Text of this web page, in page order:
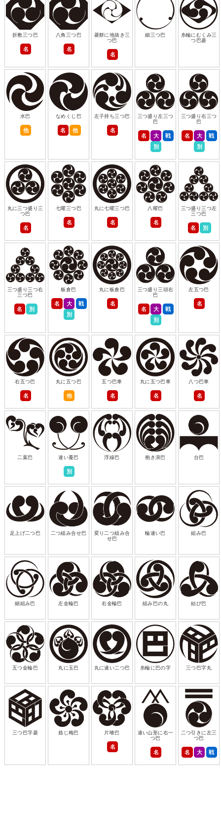
折敷三つ巴
名
八角三つ巴
名
菱餅に地抜き三
つ巴
名
細三つ巴
糸輪にむくみ三
つ巴菱
水巴
他
なめくじ巴
名 他
左子持ち三つ巴
名
三つ盛り左三つ
巴
名 大
戦
別
三つ盛り右三つ
巴
名 大
戦
別
丸に三つ盛り三
つ巴
名
七曜三つ巴
名
丸に七曜三つ巴
名
八曜巴
名
三つ盛り三つ左
三つ巴
名 別
三つ盛り三つ右
三つ巴
名 別
板倉巴
名 大
戦
別
丸に板倉巴
名
三つ盛り三頭右
巴
名 大
戦
別
左五つ巴
名
右五つ巴
名
丸に五つ巴
他
五つ巴車
名
丸に五つ巴車
名
八つ巴車
名
二葉巴 違い蔓巴
別
浮線巴 抱き浪巴 台巴
足上げ二つ巴 二つ組み合せ巴
変り二つ組み合
せ巴
輪違い巴 組み巴
細組み巴 左金輪巴 右金輪巴 組み巴の丸 結び巴
五つ金輪巴 丸に玉巴 丸に違い二つ巴 糸輪に巴の字 三つ巴字丸
三つ巴字菱 捻じ梅巴 片喰巴
名
違い山形に右一
つ巴
名
二つ引きに左三
つ巴
名 大 戦